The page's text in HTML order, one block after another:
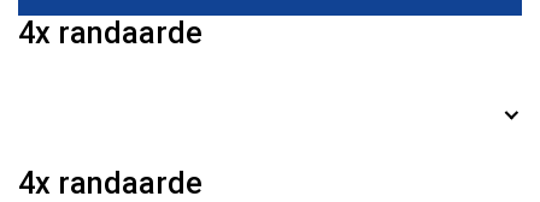
4x randaarde
4x randaarde